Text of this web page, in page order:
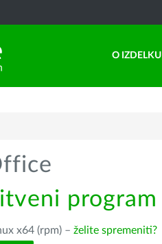
O IZDELKU
program
x64 (rpm) – želite spremeniti?